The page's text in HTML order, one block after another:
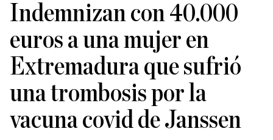
Indemnizan con 40.000
euros a una mujer en
Extremadura que sufrió
una trombosis por la
vacuna covid de Janssen